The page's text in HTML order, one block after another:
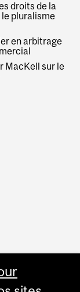
droits de la
pluralisme
en arbitrage
MacKell sur le